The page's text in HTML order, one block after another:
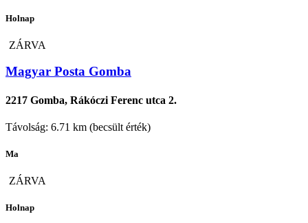
Holnap
ZÁRVA
Magyar Posta Gomba
2217 Gomba, Rákóczi Ferenc utca 2.
Távolság: 6.71 km (becsült érték)
Ma
ZÁRVA
Holnap